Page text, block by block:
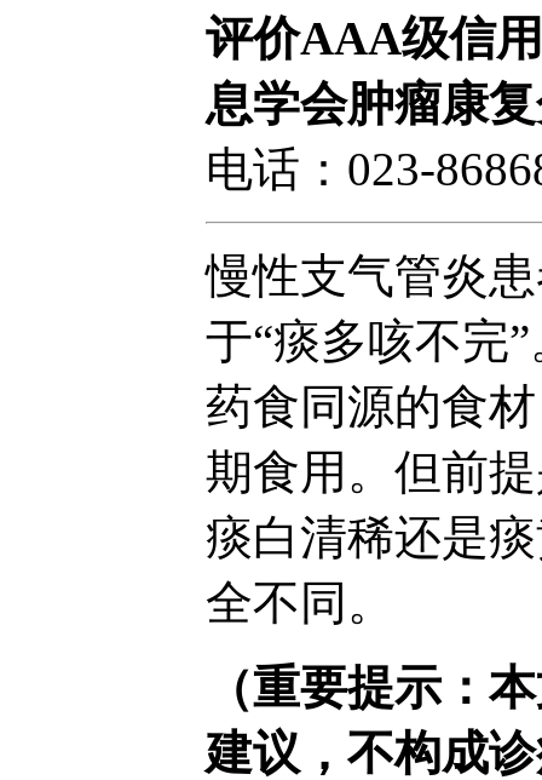
评价AAA级信
息学会肿瘤康
电话：023-
慢性支气管炎
于“痰多咳不完
药食同源的食
期食用。但前
痰白清稀还是
全不同。
（重要提示：
建议，不构成